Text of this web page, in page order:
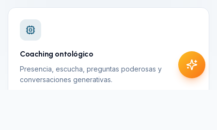
Coaching ontológico
Presencia, escucha, preguntas poderosas y
conversaciones generativas.